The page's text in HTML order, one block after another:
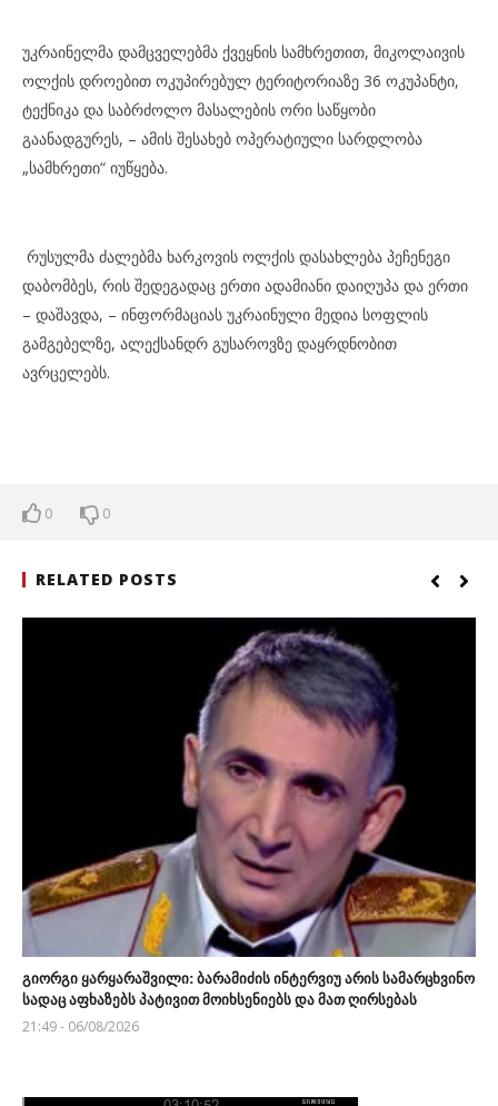
უკრაინელმა დამცველებმა ქვეყნის სამხრეთით, მიკოლაივის
ოლქის დროებით ოკუპირებულ ტერიტორიაზე 36 ოკუპანტი,
ტექნიკა და საბრძოლო მასალების ორი საწყობი
გაანადგურეს, – ამის შესახებ ოპერატიული სარდლობა
„სამხრეთი“ იუწყება.
რუსულმა ძალებმა ხარკოვის ოლქის დასახლება პეჩენეგი
დაბომბეს, რის შედეგადაც ერთი ადამიანი დაიღუპა და ერთი
– დაშავდა, – ინფორმაციას უკრაინული მედია სოფლის
გამგებელზე, ალექსანდრ გუსაროვზე დაყრდნობით
ავრცელებს.
0 0
RELATED POSTS
გიორგი ყარყარაშვილი: ბარამიძის ინტერვიუ არის სამარცხვინო
სადაც აფხაზებს პატივით მოიხსენიებს და მათ ღირსებას
21:49 - 06/08/2026